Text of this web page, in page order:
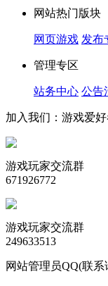
网站热门版块
网页游戏 发布
管理专区
站务中心 公告
加入我们：游戏爱
游戏玩家交流群
671926772
游戏玩家交流群
249633513
网站管理员QQ(联